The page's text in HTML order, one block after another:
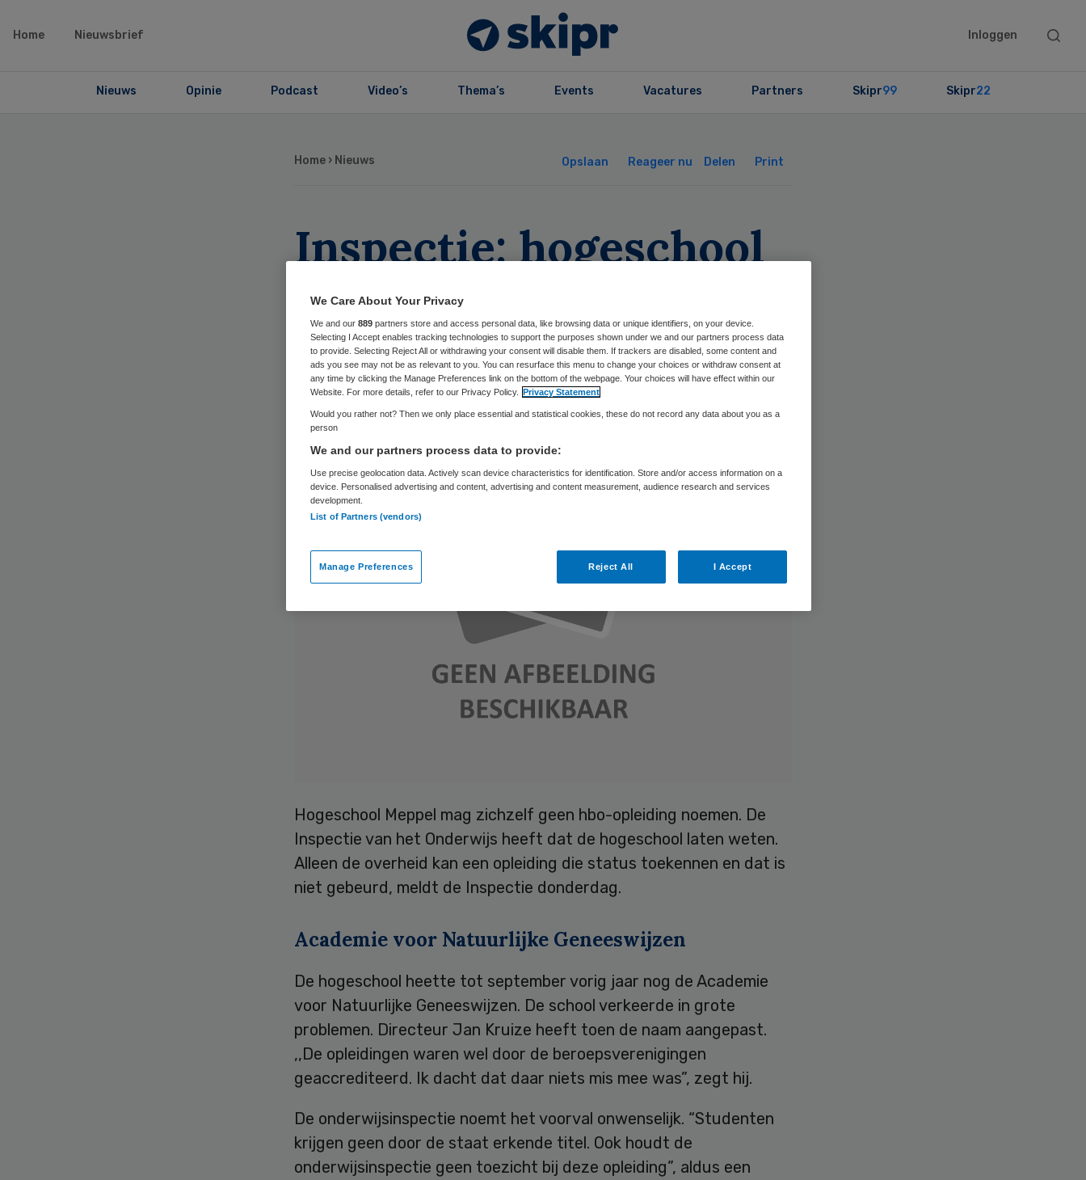
Home Nieuwsbrief Inloggen
Search
Nieuws Opinie Podcast Video’s Thema’s Events Vacatures Partners Skipr99 Skipr22
Home › Nieuws Opslaan Reageer nu Delen Print
Inspectie: hogeschool
Meppel geen hbo
Skipr Redactie 6 januari 2011,11:12 31 keer gelezen
Hogeschool Meppel mag zichzelf geen hbo-opleiding noemen. De
Inspectie van het Onderwijs heeft dat de hogeschool laten weten.
Alleen de overheid kan een opleiding die status toekennen en dat is
niet gebeurd, meldt de Inspectie donderdag.
Academie voor Natuurlijke Geneeswijzen
De hogeschool heette tot september vorig jaar nog de Academie
voor Natuurlijke Geneeswijzen. De school verkeerde in grote
problemen. Directeur Jan Kruize heeft toen de naam aangepast.
,,De opleidingen waren wel door de beroepsverenigingen
geaccrediteerd. Ik dacht dat daar niets mis mee was”, zegt hij.
De onderwijsinspectie noemt het voorval onwenselijk. “Studenten
krijgen geen door de staat erkende titel. Ook houdt de
onderwijsinspectie geen toezicht bij deze opleiding”, aldus een
We Care About Your Privacy
We and our 889 partners store and access personal data, like browsing data or unique identifiers, on your device.
Selecting I Accept enables tracking technologies to support the purposes shown under we and our partners process data
to provide. Selecting Reject All or withdrawing your consent will disable them. If trackers are disabled, some content and
ads you see may not be as relevant to you. You can resurface this menu to change your choices or withdraw consent at
any time by clicking the Manage Preferences link on the bottom of the webpage. Your choices will have effect within our
Website. For more details, refer to our Privacy Policy. Privacy Statement
Would you rather not? Then we only place essential and statistical cookies, these do not record any data about you as a
person
We and our partners process data to provide:
Use precise geolocation data. Actively scan device characteristics for identification. Store and/or access information on a
device. Personalised advertising and content, advertising and content measurement, audience research and services
development.
List of Partners (vendors)
Manage Preferences Reject All I Accept